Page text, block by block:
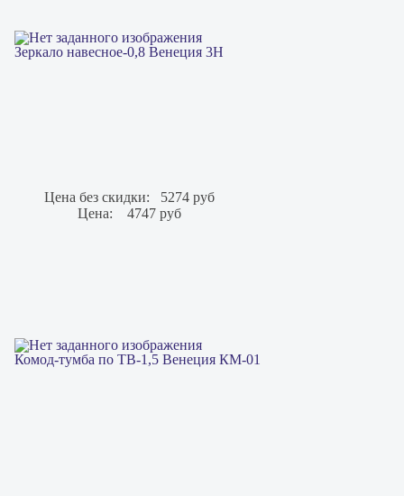
Зеркало навесное-0,8 Венеция 3Н
Цена без скидки:
5274 руб
Цена:
4747 руб
Комод-тумба по ТВ-1,5 Венеция КМ-01